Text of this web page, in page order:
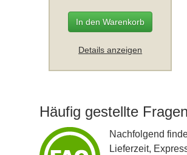
In den Warenkorb
Details anzeigen
Häufig gestellte Fragen
Nachfolgend
Lieferzeit,